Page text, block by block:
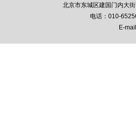
北京市东城区建国门内大
电话：010-
E-